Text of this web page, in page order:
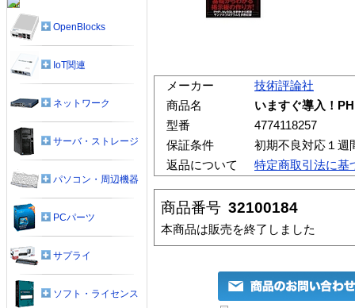
メーカー
技術評論社
商品名
いますぐ導入！
型番
4774118257
保証条件
初期不良対応１週
返品について
特定商取引法に基
商品番号 32100184
本商品は販売を終了しました
OpenBlocks
IoT関連
ネットワーク
サーバ・ストレージ
パソコン・周辺機器
PCパーツ
サプライ
ソフト・ライセンス